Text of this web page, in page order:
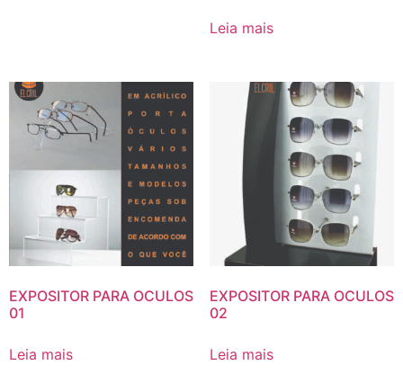
Leia mais
EXPOSITOR PARA OCULOS
01
Leia mais
EXPOSITOR PARA OCULOS
02
Leia mais